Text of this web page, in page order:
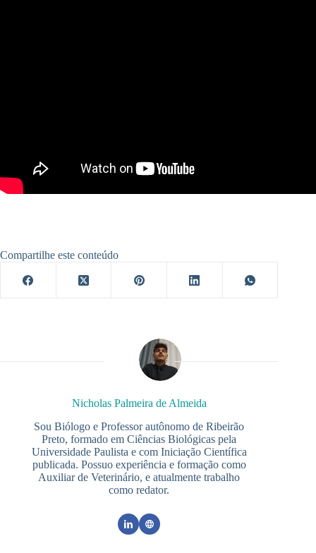
Compartilhe este conteúdo
Nicholas Palmeira de Almeida
Sou Biólogo e Professor autônomo de Ribeirão
Preto, formado em Ciências Biológicas pela
Universidade Paulista e com Iniciação Científica
publicada. Possuo experiência e formação como
Auxiliar de Veterinário, e atualmente trabalho
como redator.